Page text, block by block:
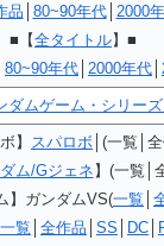
品 80~90年代│ 2000
■【全タイトル】■
80~90年代 2000年代
ダムゲーム・シリーズ
】 スパロボ │(一覧│
ム/Gジェネ 】(一覧│
】ガンダムVS(一覧
一覧 全作品 SS DC